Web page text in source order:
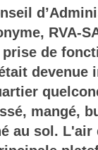
RVA-
de
devenue
mangé,
au sol.